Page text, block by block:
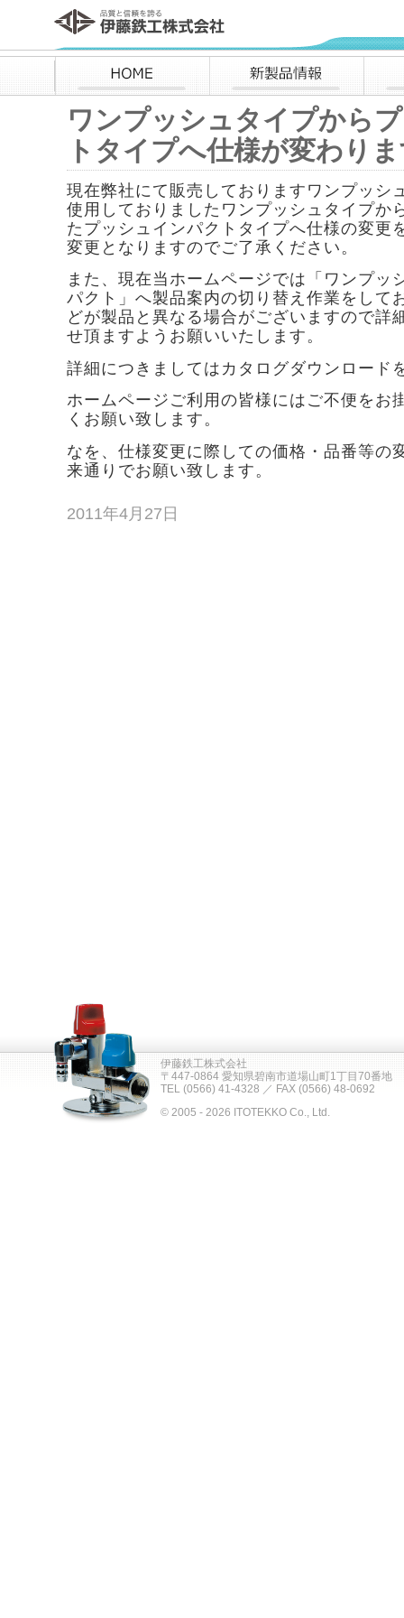
伊藤鉄工株式会社
HOME 新製品情報
ワンプッシュタイプから
トタイプへ仕様が変わり
現在弊社にて販売しておりますワンプッシ
使用しておりましたワンプッシュタイプか
たプッシュインパクトタイプへ仕様の変更
変更となりますのでご了承ください。
また、現在当ホームページでは「ワンプッ
パクト」へ製品案内の切り替え作業をして
どが製品と異なる場合がございますので詳
せ頂ますようお願いいたします。
詳細につきましてはカタログダウンロード
ホームページご利用の皆様にはご不便をお
くお願い致します。
なを、仕様変更に際しての価格・品番等の
来通りでお願い致します。
2011年4月27日
伊藤鉄工株式会社
〒447-0864 愛知県碧南市道場山町1丁目70番地
TEL (0566) 41-4328 ／ FAX (0566) 48-0692
© 2005 - 2026 ITOTEKKO Co., Ltd.